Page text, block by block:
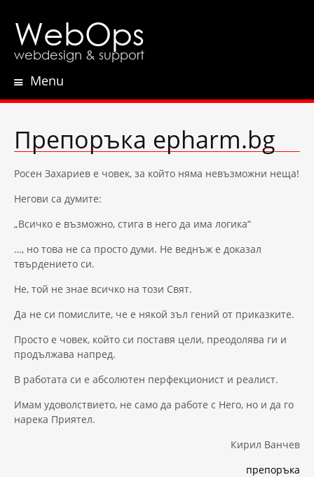
WebOps
webdesign & support
Menu
Препоръка epharm.bg
Росен Захариев е човек, за който няма невъзможни неща!
Негови са думите:
„Всичко е възможно, стига в него да има логика“
…, но това не са просто думи. Не веднъж е доказал
твърдението си.
Не, той не знае всичко на този Свят.
Да не си помислите, че е някой зъл гений от приказките.
Просто е човек, който си поставя цели, преодолява ги и
продължава напред.
В работата си е абсолютен перфекционист и реалист.
Имам удоволствието, не само да работе с Него, но и да го
нарека Приятел.
Кирил Ванчев
препоръка